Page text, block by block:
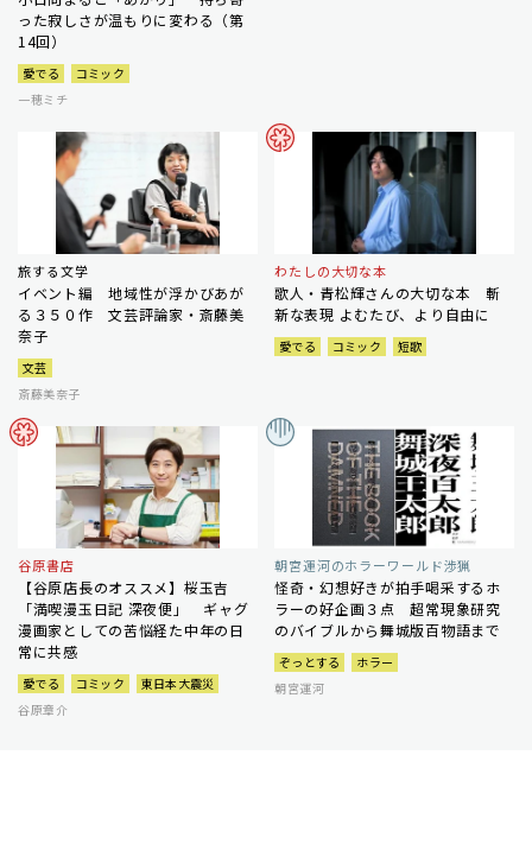
った寂しさが温もりに変わる（第
14回）
愛でる
コミック
一穂ミチ
旅する文学
イベント編 地域性が浮かびあが
る３５０作 文芸評論家・斎藤美
奈子
文芸
斎藤美奈子
わたしの大切な本
歌人・青松輝さんの大切な本 斬
新な表現 よむたび、より自由に
愛でる コミック 短歌
谷原書店
【谷原店長のオススメ】桜玉吉
「満喫漫玉日記 深夜便」 ギャグ
漫画家としての苦悩経た中年の日
常に共感
愛でる コミック
東日本大震災
谷原章介
朝宮運河のホラーワールド渉猟
怪奇・幻想好きが拍手喝采するホ
ラーの好企画３点 超常現象研究
のバイブルから舞城版百物語まで
ぞっとする
ホラー
朝宮運河